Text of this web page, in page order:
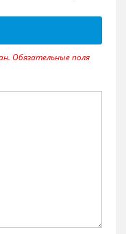
Обязательные поля